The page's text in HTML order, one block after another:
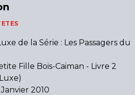
de la Série : Les Passagers du
Fille Bois-Caiman - Livre 2
2010